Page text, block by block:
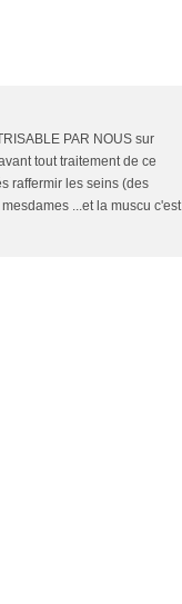
PAR NOUS sur
tout traitement de ce
raffermir les seins (des
...et la muscu c'est